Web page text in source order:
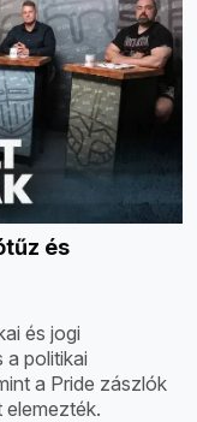
és
és jogi
politikai
a Pride zászlók
elemezték.